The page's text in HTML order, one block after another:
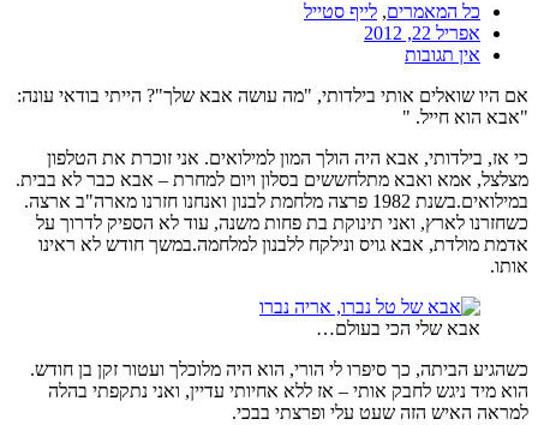
כל המאמרים, לייף סטייל
אפריל 22, 2012
אין תגובות
אם היו שואלים אותי בילדותי, "מה עושה אבא שלך"? הייתי בודאי עונה:
"אבא הוא חייל. "
כי אז, בילדותי, אבא היה הולך המון למילואים. אני זוכרת את הטלפון
מצלצל, אמא ואבא מתלחששים בסלון ויום למחרת – אבא כבר לא בבית.
במילואים.בשנת 1982 פרצה מלחמת לבנון ואנחנו חזרנו מארה"ב ארצה.
כשחזרנו לארץ, ואני תינוקת בת פחות משנה, עוד לא הספיק לדרוך על
אדמת מולדת, אבא גויס ונילקח ללבנון למלחמה.במשך חודש לא ראינו
אותו.
אבא שלי הכי בעולם…
כשהגיע הביתה, כך סיפרו לי הורי, הוא היה מלוכלך ועטור זקן בן חודש.
הוא מיד ניגש לחבק אותי – אז ללא אחיותי עדיין, ואני נתקפתי בהלה
למראה האיש הזה שעט עלי ופרצתי בבכי.